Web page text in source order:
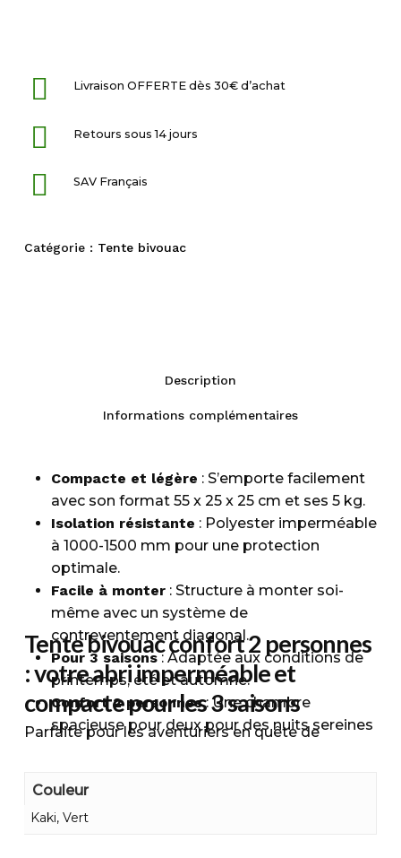
Livraison OFFERTE dès 30€ d’achat
Retours sous 14 jours
SAV Français
Catégorie : Tente bivouac
Description
Informations complémentaires
Compacte et légère : S’emporte facilement
avec son format 55 x 25 x 25 cm et ses 5 kg.
Isolation résistante : Polyester imperméable
à 1000-1500 mm pour une protection
optimale.
Facile à monter: Structure à monter soi-
même avec un système de
contreventement diagonal.
Pour 3 saisons: Adaptée aux conditions de
printemps, été et automne.
Confort 2 personnes: Une chambre
spacieuse pour deux pour des nuits sereines
Tente bivouac confort 2 personnes
: votre abri imperméable et
compacte pour les 3 saisons
Parfaite pour les aventuriers en quête de
son format compact (55 x 25 x 25 cm) et son
poids plume de 5 kg. Conçue pour résister aux
Couleur
Kaki, Vert